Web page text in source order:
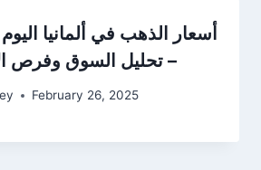
– تحليل السوق وفرص
February 26, 2025